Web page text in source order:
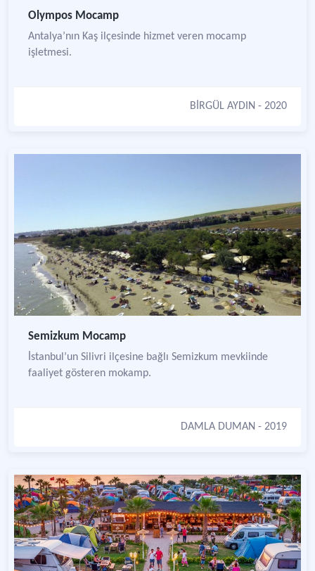
Olympos Mocamp
Antalya’nın Kaş ilçesinde hizmet veren mocamp
işletmesi.
BİRGÜL AYDIN - 2020
Semizkum Mocamp
İstanbul’un Silivri ilçesine bağlı Semizkum mevkiinde
faaliyet gösteren mokamp.
DAMLA DUMAN - 2019